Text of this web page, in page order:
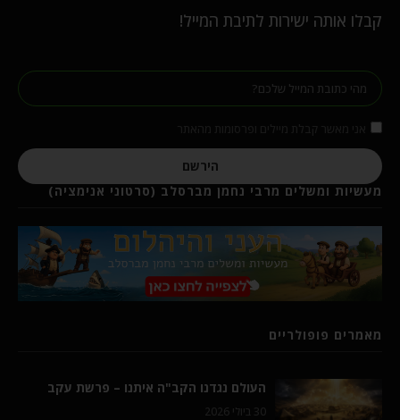
קבלו אותה ישירות לתיבת המייל!
הירשם
מעשיות ומשלים מרבי נחמן מברסלב (סרטוני אנימציה)
מאמרים פופולריים
העולם נגדנו הקב"ה איתנו – פרשת עקב
30 ביולי 2026